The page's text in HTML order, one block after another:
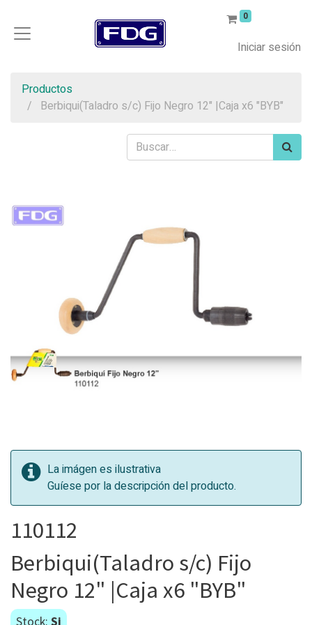
0
Iniciar sesión
Productos
Berbiqui(Taladro s/c) Fijo Negro 12" |Caja x6 "BYB"
La imágen es ilustrativa
Guíese por la descripción del producto.
110112
Berbiqui(Taladro s/c) Fijo
Negro 12" |Caja x6 "BYB"
Stock: Si